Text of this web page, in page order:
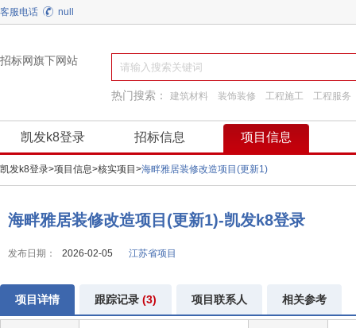
客服电话 null
招标网旗下网站
热门搜索： 建筑材料 装饰装修 工程施工
工程服务
凯发k8登录 招标信息 项目信息
凯发k8登录>项目信息>核实项目 >海畔雅居装修改造项目(更新1)
海畔雅居装修改造项目(更新1)-凯发k8登录
发布日期： 2026-02-05 江苏省项目
项目详情 跟踪记录 (3) 项目联系人 相关参考